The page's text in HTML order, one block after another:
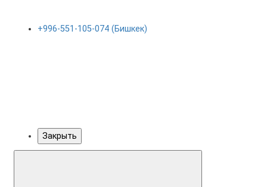
+996-551-105-074 (Бишкек)
Закрыть